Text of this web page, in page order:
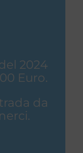
2024
Euro.
da